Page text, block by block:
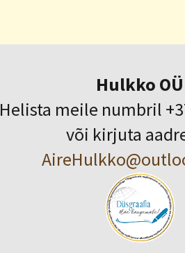
Hulkko OÜ
Helista meile numbril
või kirjuta